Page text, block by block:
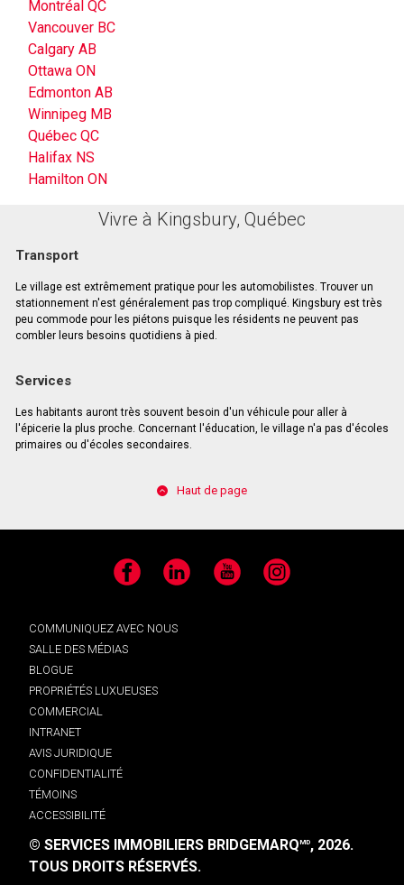
Montréal QC
Vancouver BC
Calgary AB
Ottawa ON
Edmonton AB
Winnipeg MB
Québec QC
Halifax NS
Hamilton ON
Vivre à Kingsbury, Québec
Transport
Le village est extrêmement pratique pour les automobilistes. Trouver un
stationnement n'est généralement pas trop compliqué. Kingsbury est très
peu commode pour les piétons puisque les résidents ne peuvent pas
combler leurs besoins quotidiens à pied.
Services
Les habitants auront très souvent besoin d'un véhicule pour aller à
l'épicerie la plus proche. Concernant l'éducation, le village n'a pas d'écoles
primaires ou d'écoles secondaires.
Haut de page
Facebook LinkedIn YouTube Instagram
COMMUNIQUEZ AVEC NOUS
SALLE DES MÉDIAS
BLOGUE
PROPRIÉTÉS LUXUEUSES
COMMERCIAL
INTRANET
AVIS JURIDIQUE
CONFIDENTIALITÉ
TÉMOINS
ACCESSIBILITÉ
© SERVICES IMMOBILIERS BRIDGEMARQMD, 2026.
TOUS DROITS RÉSERVÉS.